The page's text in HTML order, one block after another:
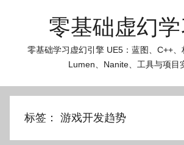
零基础虚幻学
零基础学习虚幻引擎 UE5：蓝图、C++、
Lumen、Nanite、工具与项目
标签： 游戏开发趋势